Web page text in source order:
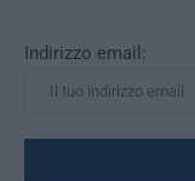
Indirizzo email: